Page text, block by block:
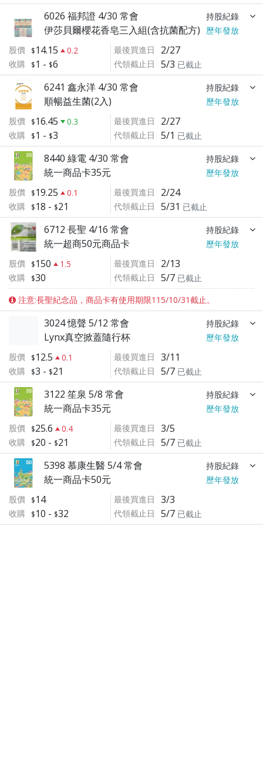
6026 福邦證 4/30 常會 持股紀錄
伊莎貝爾櫻花香皂三入組(含抗菌配方)
歷年發放
股價
14.15
0.2
收購
1 - 6
最後買進日 2/27
代領截止日 5/3 已截止
6241 鑫永洋 4/30 常會 持股紀錄
順暢益生菌(2入)
歷年發放
股價
16.45
0.3
收購
1 - 3
最後買進日 2/27
代領截止日 5/1 已截止
8440 綠電 4/30 常會 持股紀錄
統一商品卡35元
歷年發放
股價
19.25
0.1
收購
18 - 21
最後買進日 2/24
代領截止日 5/31 已截止
6712 長聖 4/16 常會 持股紀錄
統一超商50元商品卡
歷年發放
股價
150
1.5
收購
30
最後買進日 2/13
代領截止日 5/7 已截止
注意:長聖紀念品，商品卡有使用期限115/10/31截止。
3024 憶聲 5/12 常會 持股紀錄
Lynx真空掀蓋隨行杯
歷年發放
股價
12.5
0.1
收購
3 - 21
最後買進日 3/11
代領截止日 5/7 已截止
3122 笙泉 5/8 常會 持股紀錄
統一商品卡35元
歷年發放
股價
25.6
0.4
收購
20 - 21
最後買進日 3/5
代領截止日 5/7 已截止
5398 慕康生醫 5/4 常會 持股紀錄
統一商品卡50元
歷年發放
股價
14
收購 10 - 32
最後買進日 3/3
代領截止日 5/7 已截止